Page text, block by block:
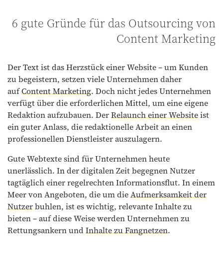
6 gute Gründe für das Outsourcing von
Content Marketing
Der Text ist das Herzstück einer Website – um Kunden
zu begeistern, setzen viele Unternehmen daher
aufContent Marketing. Doch nicht jedes Unternehmen
verfügt über die erforderlichen Mittel, um eine eigene
Redaktion aufzubauen. DerRelaunch einer Websiteist
ein guter Anlass, die redaktionelle Arbeit an einen
professionellen Dienstleister auszulagern.
Gute Webtexte sind für Unternehmen heute
unerlässlich. In der digitalen Zeit begegnen Nutzer
tagtäglich einer regelrechten Informationsflut. In einem
Meer von Angeboten, die um dieAufmerksamkeit der
Nutzerbuhlen, ist es wichtig, relevante Inhalte zu
bieten – auf diese Weise werden Unternehmen zu
Rettungsankern und Inhalte zu Fangnetzen.